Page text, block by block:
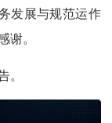
发展与规范运作
谢。
。